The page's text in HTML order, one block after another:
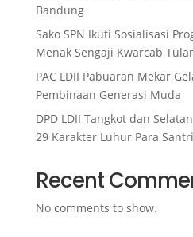
Bandung
Sako SPN Ikuti Sosialisasi
Menak Sengaji Kwarcab
PAC LDII Pabuaran Mekar
Pembinaan Generasi Muda
DPD LDII Tangkot dan
29 Karakter Luhur Para
Recent
No comments to show.